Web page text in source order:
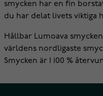
smycken har en fin
du har delat livets viktiga
Hållbar Lumoava
världens nordligaste
Smycken är I 100 %